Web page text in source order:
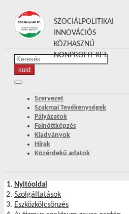
SZOCIÁLPOLITIKAI
INNOVÁCIÓS
KÖZHASZNÚ
NONPROFIT KFT.
Szervezet
Szakmai Tevékenységek
Pályázatok
Felnőttképzés
Kiadványok
Hírek
Közérdekű adatok
Nyitóoldal
Szolgáltatások
Eszközkölcsönzés